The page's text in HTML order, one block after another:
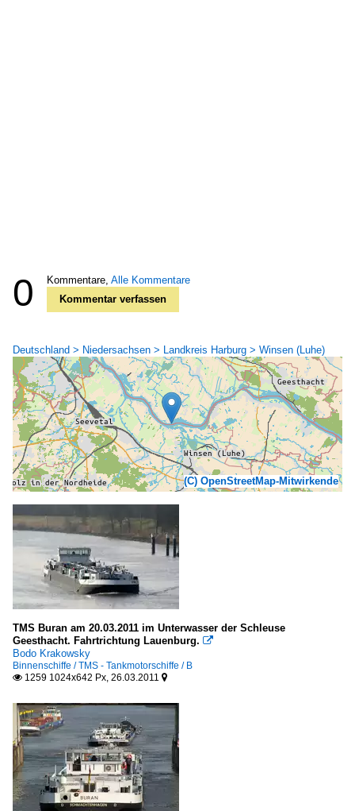
0 Kommentare, Alle Kommentare
Kommentar verfassen
Deutschland > Niedersachsen > Landkreis Harburg > Winsen (Luhe)
(C) OpenStreetMap-Mitwirkende
TMS Buran am 20.03.2011 im Unterwasser der Schleuse
Geesthacht. Fahrtrichtung Lauenburg. 
Bodo Krakowsky
Binnenschiffe / TMS - Tankmotorschiffe / B
 1259 1024x642 Px, 26.03.2011 